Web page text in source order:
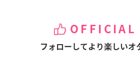
OFFICIAL
フォローしてより楽しいオ